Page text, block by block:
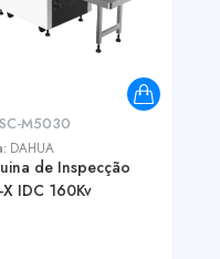
M5030
DAHUA
de Inspecção
X IDC 160Kv